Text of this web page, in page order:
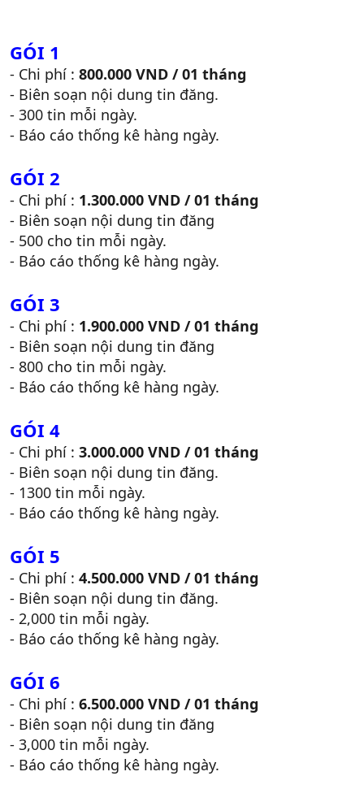
GÓI 1
- Chi phí : 800.000 VND / 01 tháng
- Biên soạn nội dung tin đăng.
- 300 tin mỗi ngày.
- Báo cáo thống kê hàng ngày.
GÓI 2
- Chi phí : 1.300.000 VND / 01 tháng
- Biên soạn nội dung tin đăng
- 500 cho tin mỗi ngày.
- Báo cáo thống kê hàng ngày.
GÓI 3
- Chi phí : 1.900.000 VND / 01 tháng
- Biên soạn nội dung tin đăng
- 800 cho tin mỗi ngày.
- Báo cáo thống kê hàng ngày.
GÓI 4
- Chi phí : 3.000.000 VND / 01 tháng
- Biên soạn nội dung tin đăng.
- 1300 tin mỗi ngày.
- Báo cáo thống kê hàng ngày.
GÓI 5
- Chi phí : 4.500.000 VND / 01 tháng
- Biên soạn nội dung tin đăng.
- 2,000 tin mỗi ngày.
- Báo cáo thống kê hàng ngày.
GÓI 6
- Chi phí : 6.500.000 VND / 01 tháng
- Biên soạn nội dung tin đăng
- 3,000 tin mỗi ngày.
- Báo cáo thống kê hàng ngày.